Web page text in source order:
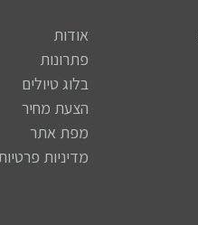
אודות
פתרונות
בלוג טיולים
הצעת מחיר
מפת אתר
מדיניות